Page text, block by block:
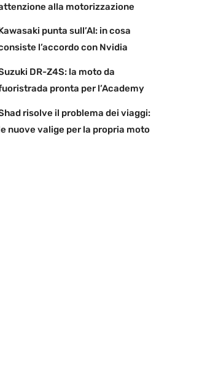
alla motorizzazione
punta sull’AI: in cosa
l’accordo con Nvidia
DR-Z4S: la moto da
pronta per l’Academy
risolve il problema dei viaggi:
nuove valige per la propria moto